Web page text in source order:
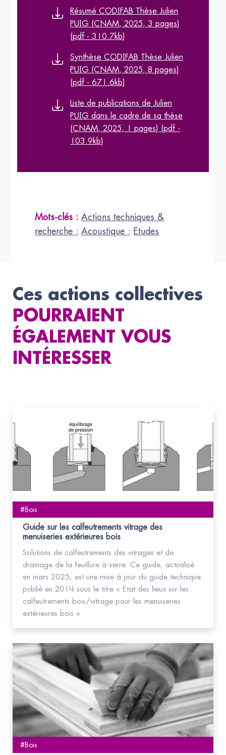
Résumé CODIFAB Thèse Julien
PUIG (CNAM, 2025, 3 pages)
(pdf - 310.7kb)
Synthèse CODIFAB Thèse Julien
PUIG (CNAM, 2025, 8 pages)
(pdf - 671.6kb)
Liste de publications de Julien
PUIG dans le cadre de sa thèse
(CNAM, 2025, 1 pages) (pdf -
103.9kb)
Mots-clés : Actions techniques &
recherche ;Acoustique ; Etudes
Ces actions collectives
POURRAIENT
ÉGALEMENT VOUS
INTÉRESSER
#Bois
Guide sur les calfeutrements vitrage des
menuiseries extérieures bois
Solutions de calfeutrements des vitrages et de
drainage de la feuillure à verre. Ce guide, actualisé
en mars 2025, est une mise à jour du guide technique
publié en 2014 sous le titre « Etat des lieux sur les
calfeutrements bois/vitrage pour les menuiseries
extérieures bois ».
#Bois